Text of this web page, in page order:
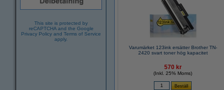
This site is protected by
reCAPTCHA and the Google
Privacy Policy and Terms of Service
apply.
Varumärket 123ink ersätter Brother TN-
2420 svart toner hög kapacitet
570 kr
(Inkl. 25% Moms)